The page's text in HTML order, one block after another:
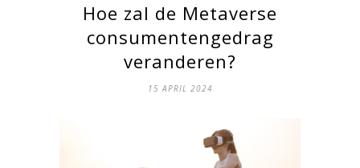
Hoe zal de Metaverse
consumentengedrag
veranderen?
15 APRIL 2024